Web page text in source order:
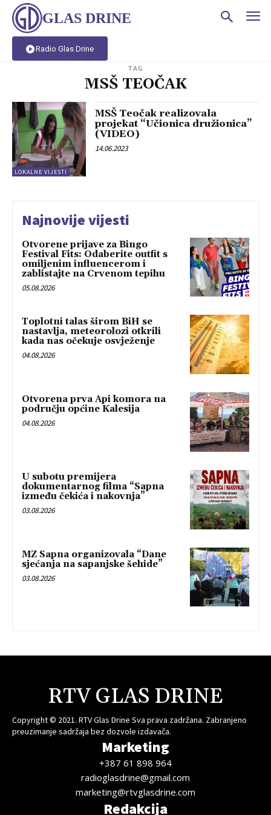
GLAS DRINE
Radio Glas Drine
TAG
MSŠ TEOČAK
LOKALNE VIJESTI
MSŠ Teočak realizovala
projekat “Učionica družionica”
(VIDEO)
14.06.2023
Najnovije vijesti
Otvorene prijave za Bingo
Festival Fits: Odaberite outfit s
omiljenim influencerom i
zablistajte na Crvenom tepihu
05.08.2026
Toplotni talas širom BiH se
nastavlja, meteorolozi otkrili
kada nas očekuje osvježenje
04.08.2026
Otvorena prva Api komora na
području općine Kalesija
04.08.2026
U subotu premijera
dokumentarnog filma “Sapna
između čekića i nakovnja”
03.08.2026
MZ Sapna organizovala “Dane
sjećanja na sapanjske šehide”
03.08.2026
RTV GLAS DRINE
Copyright © 2021. RTV Glas Drine Sva prava zadržana. Zabranjeno
preuzimanje sadržaja bez dozvole izdavača.
Marketing
+387 61 898 964
radioglasdrine@gmail.com
marketing@rtvglasdrine.com
Redakcija